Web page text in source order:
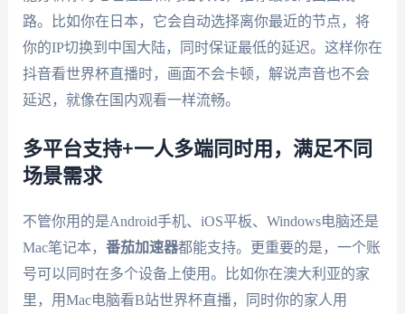
路。比如你在日本，它会自动选择离你最近的节点，将
你的IP切换到中国大陆，同时保证最低的延迟。这样你在
抖音看世界杯直播时，画面不会卡顿，解说声音也不会
延迟，就像在国内观看一样流畅。
多平台支持+一人多端同时用，满足不同
场景需求
不管你用的是Android手机、iOS平板、Windows电脑还是
Mac笔记本， 番茄加速器都能支持。更重要的是，一个账
号可以同时在多个设备上使用。比如你在澳大利亚的家
里，用Mac电脑看B站世界杯直播，同时你的家人用